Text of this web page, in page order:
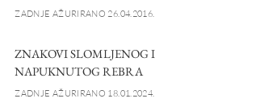
ZADNJE AŽURIRANO 26.04.2016.
ZNAKOVI SLOMLJENOG I
NAPUKNUTOG REBRA
ZADNJE AŽURIRANO 18.01.2024.